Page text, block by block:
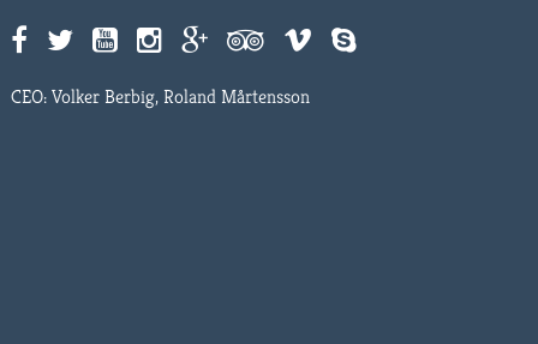
CEO: Volker Berbig, Roland Mårtensson